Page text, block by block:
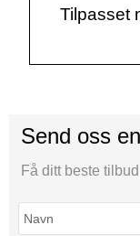
Tilpasset
Send oss
Få ditt beste